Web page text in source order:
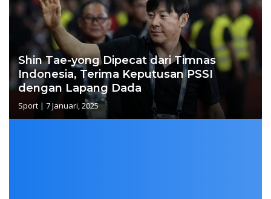
Shin Tae-yong Dipecat dari Timnas
Indonesia, Terima Keputusan PSSI
dengan Lapang Dada
Sport | 7 Januari, 2025